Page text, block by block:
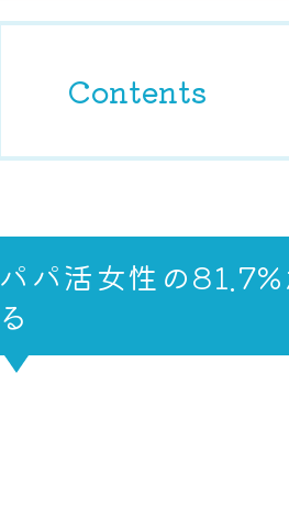
Contents
パパ活女性の
る